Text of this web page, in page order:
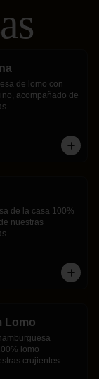
de lomo con
acompañado de
de la casa 100%
nuestras
Lomo
lomo
crujientes